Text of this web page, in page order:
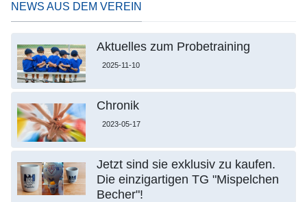
NEWS AUS DEM VEREIN
Aktuelles zum Probetraining
2025-11-10
Chronik
2023-05-17
Jetzt sind sie exklusiv zu kaufen.
Die einzigartigen TG "Mispelchen
Becher"!